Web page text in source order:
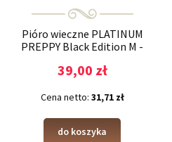
Pióro wieczne PLATINUM
PREPPY Black Edition M -
39,00 zł
Cena netto: 31,71 zł
do koszyka